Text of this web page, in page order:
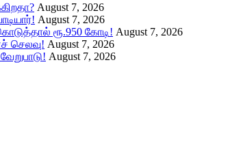
August 7, 2026
August 7, 2026
ரூ.950 கோடி! August 7, 2026
செலவு! August 7, 2026
August 7, 2026